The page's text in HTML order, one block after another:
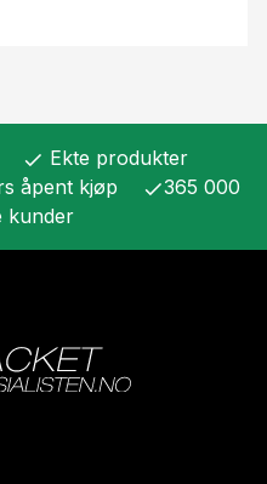
check Ekte produkter
åpent kjøp check365 000
kunder